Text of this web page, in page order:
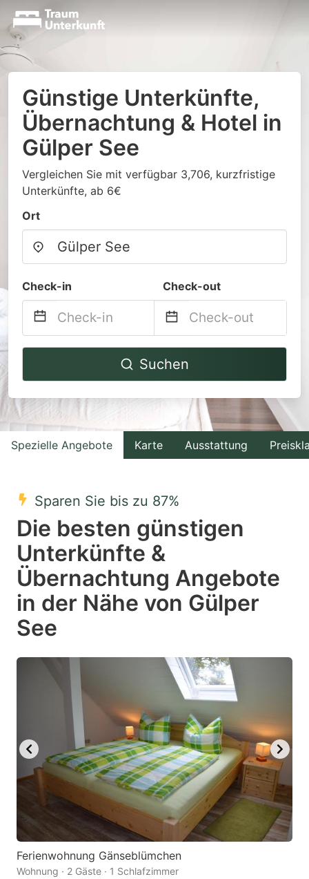
Günstige Unterkünfte,
Übernachtung & Hotel in
Gülper See
Vergleichen Sie mit verfügbar 3,706, kurzfristige
Unterkünfte, ab 6€
Ort
Check-in Check-out
Navigate
to
interact
with
the
select
a
date.
Press
question
key
get
the
keyboard
shortcuts
for
changing
dates.
Navigate
to
interact
with
the
a
Press
the
question
key
to
get
the
keyboard
shortcuts
for
changing
dates.
Suchen
Spezielle Angebote Karte Ausstattung
Sparen Sie bis zu 87%
Die besten günstigen
Unterkünfte &
Übernachtung Angebote
in der Nähe von Gülper
See
Ferienwohnung Gänseblümchen
Wohnung · 2 Gäste · 1 Schlafzimmer